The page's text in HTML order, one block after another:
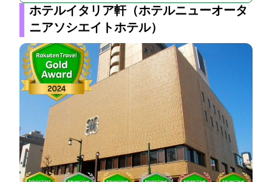
ホテルイタリア軒（ホテルニューオータ
ニアソシエイトホテル）